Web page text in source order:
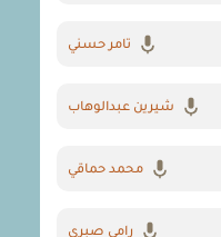
تامر حسني
شيرين عبدالوهاب
محمد حماقي
رامي صبري